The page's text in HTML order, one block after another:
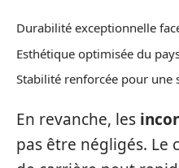
Durabilité exceptionnelle
Esthétique optimisée du
Stabilité renforcée pour une
En revanche, les
pas être négligés. Le